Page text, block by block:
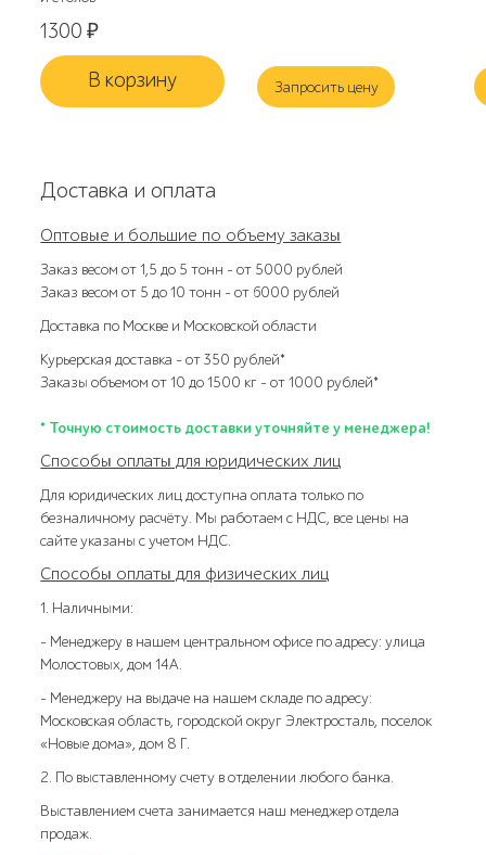
1300₽
В корзину Запросить цену
Доставка и оплата
Оптовые и большие по объему заказы
Заказ весом от 1,5 до 5 тонн – от 5000 рублей
Заказ весом от 5 до 10 тонн – от 6000 рублей
Доставка по Москве и Московской области
Курьерская доставка – от 350 рублей*
Заказы объемом от 10 до 1500 кг – от 1000 рублей*
* Точную стоимость доставки уточняйте у менеджера!
Способы оплаты для юридических лиц
Для юридических лиц доступна оплата только по
безналичному расчёту. Мы работаем с НДС, все цены на
сайте указаны с учетом НДС.
Способы оплаты для физических лиц
1. Наличными:
- Менеджеру в нашем центральном офисе по адресу: улица
Молостовых, дом 14А.
- Менеджеру на выдаче на нашем складе по адресу:
Московская область, городской округ Электросталь, поселок
«Новые дома», дом 8 Г.
2. По выставленному счету в отделении любого банка.
Выставлением счета занимается наш менеджер отдела
продаж.